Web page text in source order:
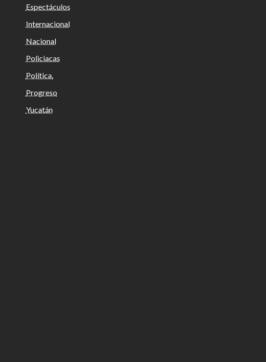
Espectáculos
Internacional
Nacional
Policiacas
Política.
Progreso
Yucatán